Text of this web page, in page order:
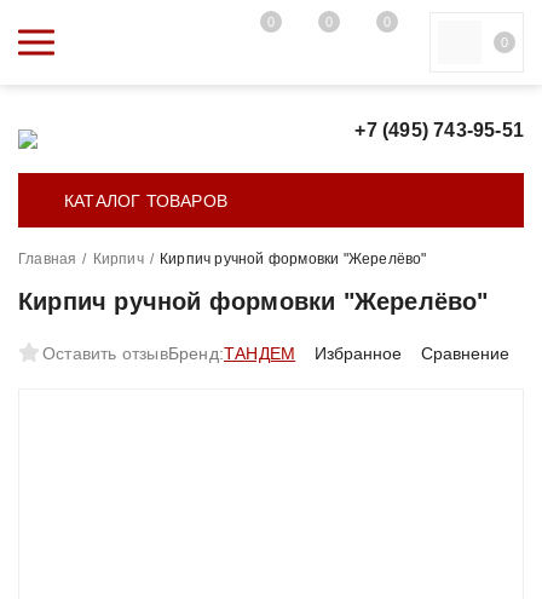
0 0
0
0
+7 (495) 743-95-51
КАТАЛОГ ТОВАРОВ
Главная / Кирпич / Кирпич ручной формовки "Жерелёво"
Кирпич ручной формовки "Жерелёво"
Оставить отзывБренд:ТАНДЕМ Избранное Сравнение